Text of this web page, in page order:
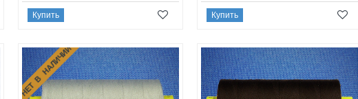
Купить Купить
НЕТ В НАЛИЧИИ